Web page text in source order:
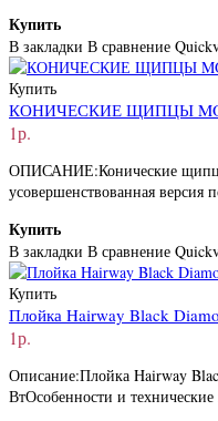
Купить
В закладки В сравнение
Купить
КОНИЧЕСКИЕ ЩИПЦЫ
1р.
ОПИСАНИЕ:Конические
усовершенствованная версия
Купить
В закладки В сравнение
Купить
Плойка Hairway Black
1р.
Описание:Плойка Hairway
ВтОсобенности и технические